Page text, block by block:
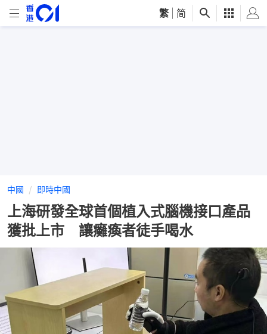
繁 简
中國 即時中國
上海研發全球首個植入式腦機接口產品
獲批上市 讓癱瘓者徒手喝水